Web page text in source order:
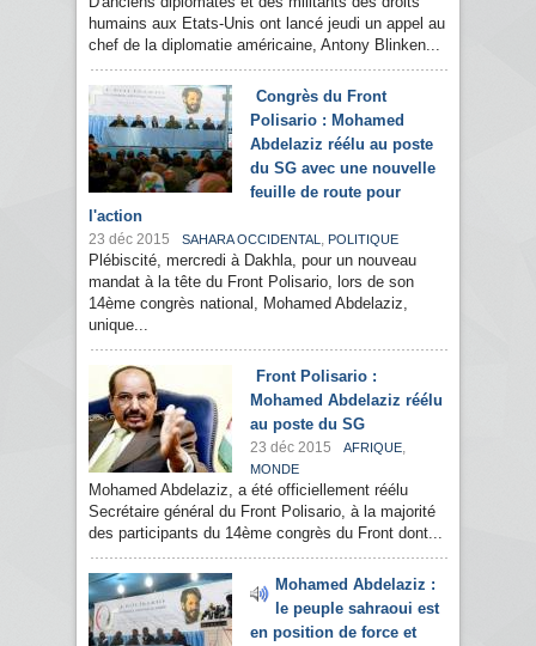
humains aux Etats-Unis ont lancé jeudi un appel au
chef de la diplomatie américaine, Antony Blinken...
Congrès du Front
Polisario : Mohamed
Abdelaziz réélu au poste
du SG avec une nouvelle
feuille de route pour
l'action
23 déc 2015 SAHARA OCCIDENTAL , POLITIQUE
Plébiscité, mercredi à Dakhla, pour un nouveau
mandat à la tête du Front Polisario, lors de son
14ème congrès national, Mohamed Abdelaziz,
unique...
Front Polisario :
Mohamed Abdelaziz réélu
au poste du SG
23 déc 2015 AFRIQUE,
MONDE
Mohamed Abdelaziz, a été officiellement réélu
Secrétaire général du Front Polisario, à la majorité
des participants du 14ème congrès du Front dont...
Mohamed Abdelaziz :
le peuple sahraoui est
en position de force et